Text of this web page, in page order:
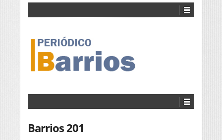
Barrios 201